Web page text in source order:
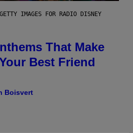
IMAGES FOR RADIO DISNEY
That Make
Best Friend
Boisvert